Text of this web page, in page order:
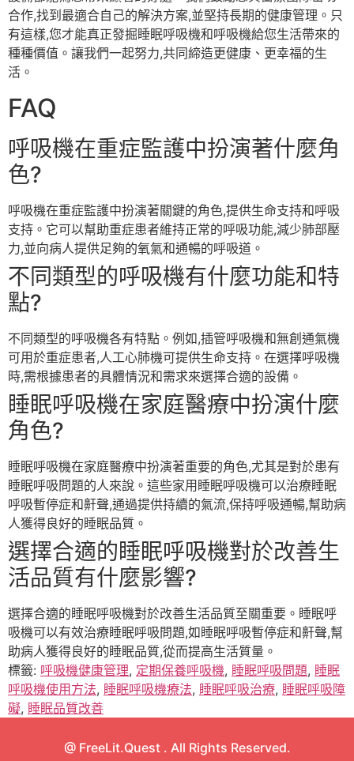
合作,找到最適合自己的解決方案,並堅持長期的健康管理。只
有這樣,您才能真正發掘睡眠呼吸機和呼吸機給您生活帶來的
種種價值。讓我們一起努力,共同締造更健康、更幸福的生
活。
FAQ
呼吸機在重症監護中扮演著什麼角
色?
呼吸機在重症監護中扮演著關鍵的角色,提供生命支持和呼吸
支持。它可以幫助重症患者維持正常的呼吸功能,減少肺部壓
力,並向病人提供足夠的氧氣和通暢的呼吸道。
不同類型的呼吸機有什麼功能和特
點?
不同類型的呼吸機各有特點。例如,插管呼吸機和無創通氣機
可用於重症患者,人工心肺機可提供生命支持。在選擇呼吸機
時,需根據患者的具體情況和需求來選擇合適的設備。
睡眠呼吸機在家庭醫療中扮演什麼
角色?
睡眠呼吸機在家庭醫療中扮演著重要的角色,尤其是對於患有
睡眠呼吸問題的人來說。這些家用睡眠呼吸機可以治療睡眠
呼吸暫停症和鼾聲,通過提供持續的氣流,保持呼吸通暢,幫助病
人獲得良好的睡眠品質。
選擇合適的睡眠呼吸機對於改善生
活品質有什麼影響?
選擇合適的睡眠呼吸機對於改善生活品質至關重要。睡眠呼
吸機可以有效治療睡眠呼吸問題,如睡眠呼吸暫停症和鼾聲,幫
助病人獲得良好的睡眠品質,從而提高生活質量。
標籤: 呼吸機健康管理, 定期保養呼吸機, 睡眠呼吸問題, 睡眠
呼吸機使用方法, 睡眠呼吸機療法, 睡眠呼吸治療, 睡眠呼吸障
礙, 睡眠品質改善
@ FreeLit.Quest . All Rights Reserved.